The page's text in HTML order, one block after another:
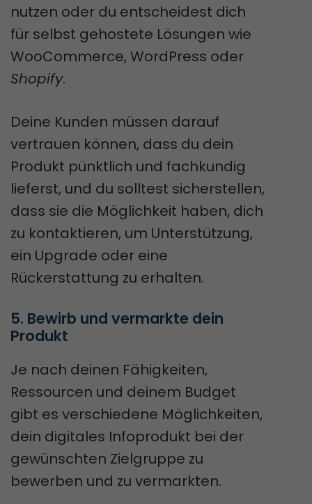
nutzen oder du entscheidest dich
für selbst gehostete Lösungen wie
WooCommerce, WordPress oder
Shopify.
Deine Kunden müssen darauf
vertrauen können, dass du dein
Produkt pünktlich und fachkundig
lieferst, und du solltest sicherstellen,
dass sie die Möglichkeit haben, dich
zu kontaktieren, um Unterstützung,
ein Upgrade oder eine
Rückerstattung zu erhalten.
5. Bewirb und vermarkte dein
Produkt
Je nach deinen Fähigkeiten,
Ressourcen und deinem Budget
gibt es verschiedene Möglichkeiten,
dein digitales Infoprodukt bei der
gewünschten Zielgruppe zu
bewerben und zu vermarkten.